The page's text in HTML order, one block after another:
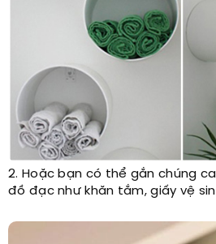
2. Hoặc bạn có thể gắn chúng
đồ đạc như khăn tắm, giấy vệ